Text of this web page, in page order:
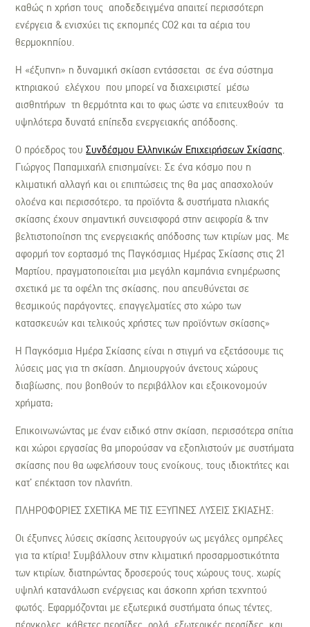
καθώς η χρήση τους αποδεδειγμένα απαιτεί περισσότερη
ενέργεια & ενισχύει τις εκπομπές CO2 και τα αέρια του
θερμοκηπίου.
Η «έξυπνη» η δυναμική σκίαση εντάσσεται σε ένα σύστημα
κτηριακού ελέγχου που μπορεί να διαχειριστεί μέσω
αισθητήρων τη θερμότητα και το φως ώστε να επιτευχθούν τα
υψηλότερα δυνατά επίπεδα ενεργειακής απόδοσης.
Ο πρόεδρος τουΣυνδέσμου Ελληνικών Επιχειρήσεων Σκίασης,
Γιώργος Παπαμιχαήλ επισημαίνει: Σε ένα κόσμο που η
κλιματική αλλαγή και οι επιπτώσεις της θα μας απασχολούν
ολοένα και περισσότερο, τα προϊόντα & συστήματα ηλιακής
σκίασης έχουν σημαντική συνεισφορά στην αειφορία & την
βελτιστοποίηση της ενεργειακής απόδοσης των κτιρίων μας. Με
αφορμή τον εορτασμό της Παγκόσμιας Ημέρας Σκίασης στις 21
Μαρτίου, πραγματοποιείται μια μεγάλη καμπάνια ενημέρωσης
σχετικά με τα οφέλη της σκίασης, που απευθύνεται σε
θεσμικούς παράγοντες, επαγγελματίες στο χώρο των
κατασκευών και τελικούς χρήστες των προϊόντων σκίασης»
Η Παγκόσμια Ημέρα Σκίασης είναι η στιγμή να εξετάσουμε τις
λύσεις μας για τη σκίαση. Δημιουργούν άνετους χώρους
διαβίωσης, που βοηθούν το περιβάλλον και εξοικονομούν
χρήματα;
Επικοινωνώντας με έναν ειδικό στην σκίαση, περισσότερα σπίτια
και χώροι εργασίας θα μπορούσαν να εξοπλιστούν με συστήματα
σκίασης που θα ωφελήσουν τους ενοίκους, τους ιδιοκτήτες και
κατ’ επέκταση τον πλανήτη.
ΠΛΗΡΟΦΟΡΙΕΣ ΣΧΕΤΙΚΑ ΜΕ ΤΙΣ ΕΞΥΠΝΕΣ ΛΥΣΕΙΣ ΣΚΙΑΣΗΣ:
Οι έξυπνες λύσεις σκίασης λειτουργούν ως μεγάλες ομπρέλες
για τα κτίρια! Συμβάλλουν στην κλιματική προσαρμοστικότητα
των κτιρίων, διατηρώντας δροσερούς τους χώρους τους, χωρίς
υψηλή κατανάλωση ενέργειας και άσκοπη χρήση τεχνητού
φωτός. Εφαρμόζονται με εξωτερικά συστήματα όπως τέντες,